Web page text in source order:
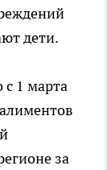
дети.
1 марта
за